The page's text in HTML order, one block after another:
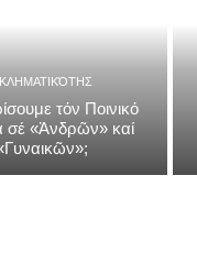
τόν Ποινικό
σέ «Ἀνδρῶν» καί